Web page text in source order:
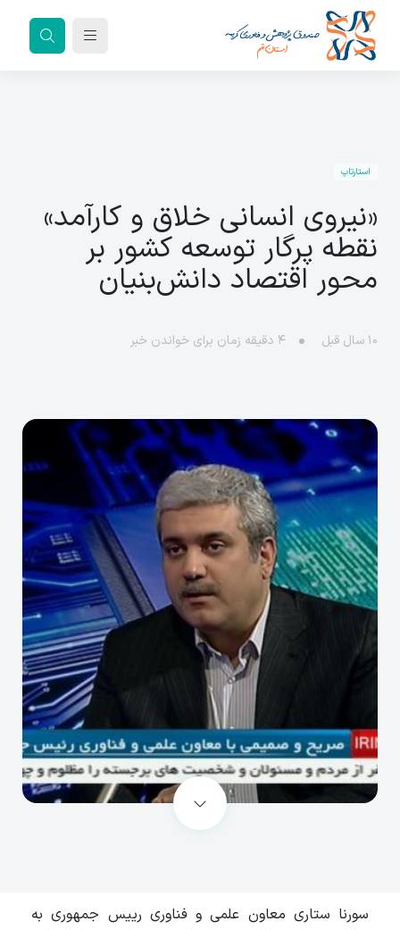
استارتاپ
«نیروی انسانی خلاق و کارآمد»
نقطه پرگار توسعه کشور بر
محور اقتصاد دانش‌بنیان
۱۰ سال قبل ۴ دقیقه زمان برای خواندن خبر
سورنا ستاری معاون علمی و فناوری رییس جمهوری به